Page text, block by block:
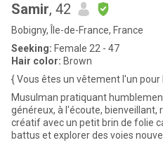
Samir, 42
Bobigny, Île-de-France, France
Seeking: Female 22 - 47
Hair color: Brown
{ Vous êtes un vêtement l'un pour
Musulman pratiquant
généreux, à l'écoute, bienveillant,
créatif avec un petit brin de folie
battus et explorer des voies